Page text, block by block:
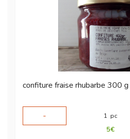
confiture fraise rhubarbe 300 g
-
1 pc
5€